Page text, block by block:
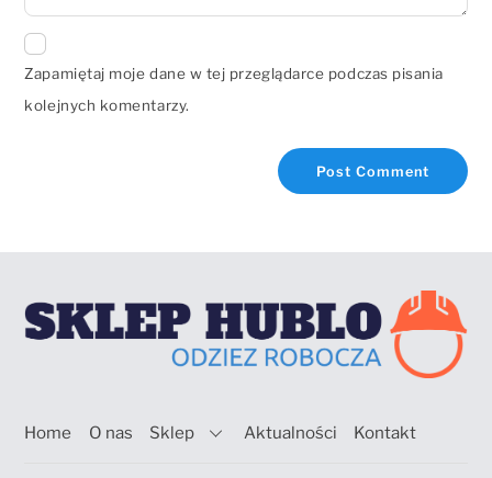
Zapamiętaj moje dane w tej przeglądarce podczas pisania
kolejnych komentarzy.
Home O nas Sklep Aktualności Kontakt